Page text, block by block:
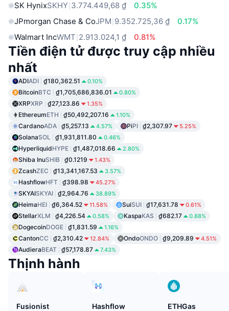
SK HynixSKHY 3.774.449,68 ₫
0.35%
JPmorgan Chase & CoJPM 9.352.725,36 ₫
0.17%
Walmart IncWMT 2.913.024,1 ₫ 0.81%
Tiền điện tử được truy cập nhiều
nhất
ADIADI ₫180,362.51 0.10%
BitcoinBTC ₫1,705,686,836.01 0.80%
XRPXRP ₫27,123.86 1.35%
EthereumETH ₫50,492,207.16 1.10%
CardanoADA ₫5,257.13 4.57% PiPI ₫2,307.97 5.25%
SolanaSOL ₫1,931,811.80 0.46%
HyperliquidHYPE ₫1,487,018.66 2.80%
Shiba InuSHIB ₫0.1219 1.43%
ZcashZEC ₫13,341,167.53 3.57%
HashflowHFT ₫398.98 45.27%
SKYAISKYAI ₫2,964.76 38.89%
HeimaHEI ₫6,364.52 11.58% SuiSUI ₫17,631.78 0.61%
StellarXLM ₫4,226.54 0.58% KaspaKAS ₫682.17 0.88%
DogecoinDOGE ₫1,831.59 1.16%
CantonCC ₫2,310.42 12.84% OndoONDO ₫9,209.89 4.51%
AudieraBEAT ₫57,178.87 7.43%
Thịnh hành
Fusionist
Hashflow
ETHGas